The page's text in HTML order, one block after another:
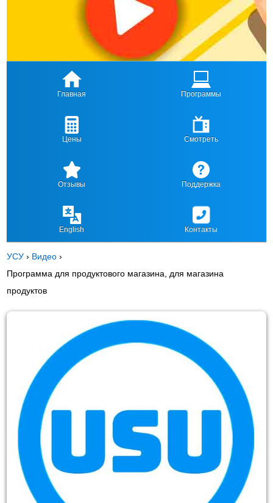
Главная Программы
Цены Смотреть
Отзывы Поддержка
English Контакты
УСУ › Видео ›
Программа для продуктового магазина, для магазина
продуктов